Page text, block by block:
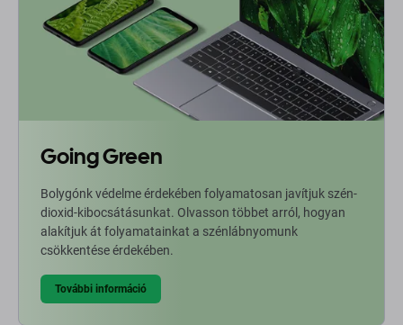
Going Green
Bolygónk védelme érdekében folyamatosan javítjuk szén-
dioxid-kibocsátásunkat. Olvasson többet arról, hogyan
alakítjuk át folyamatainkat a szénlábnyomunk
csökkentése érdekében.
További információ